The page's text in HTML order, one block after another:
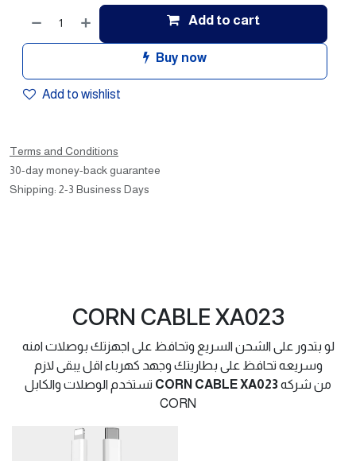
Add to cart
Buy now
Add to wishlist
Terms and Conditions
30-day money-back guarantee
Shipping: 2-3 Business Days
CORN CABLE XA023
لو بتدور على الشحن السريع وتحافظ على اجهزتك بوصلات امنه
وسريعه تحافظ على بطاريتك وجهد كهرباء اقل يبقى لازم
CORN CABLE XA023من شركه
CORN